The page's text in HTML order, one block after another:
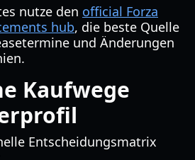
nutze den official Forza
hub, die beste Quelle
und Änderungen
Kaufwege
Entscheidungsmatrix